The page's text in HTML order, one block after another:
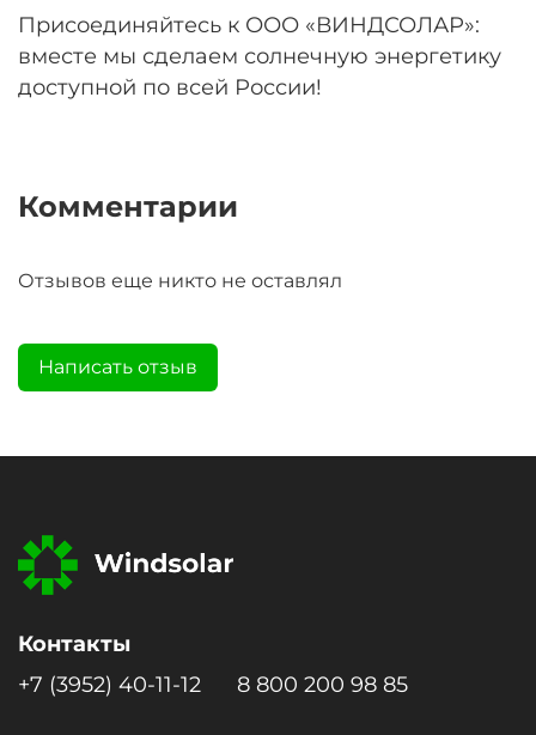
Присоединяйтесь к ООО «ВИНДСОЛАР»:
вместе мы сделаем солнечную энергетику
доступной по всей России!
Комментарии
Отзывов еще никто не оставлял
Написать отзыв
Контакты
+7 (3952) 40-11-12
8 800 200 98 85